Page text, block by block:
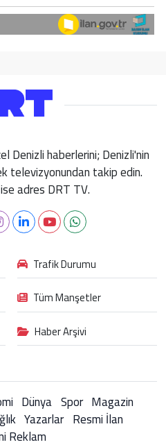
Denizli haberlerini; Denizli'nin
televizyonundan takip edin.
adres DRT TV.
Trafik Durumu
Tüm Manşetler
Haber Arşivi
Dünya Spor Magazin
Yazarlar Resmi İlan
Reklam